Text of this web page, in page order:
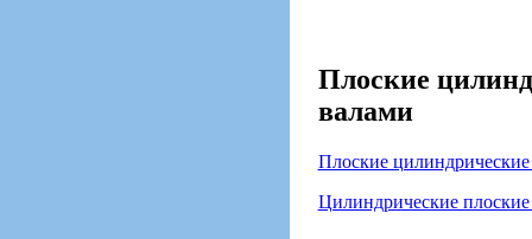
Плоские
валами
Плоские
Цилиндрические